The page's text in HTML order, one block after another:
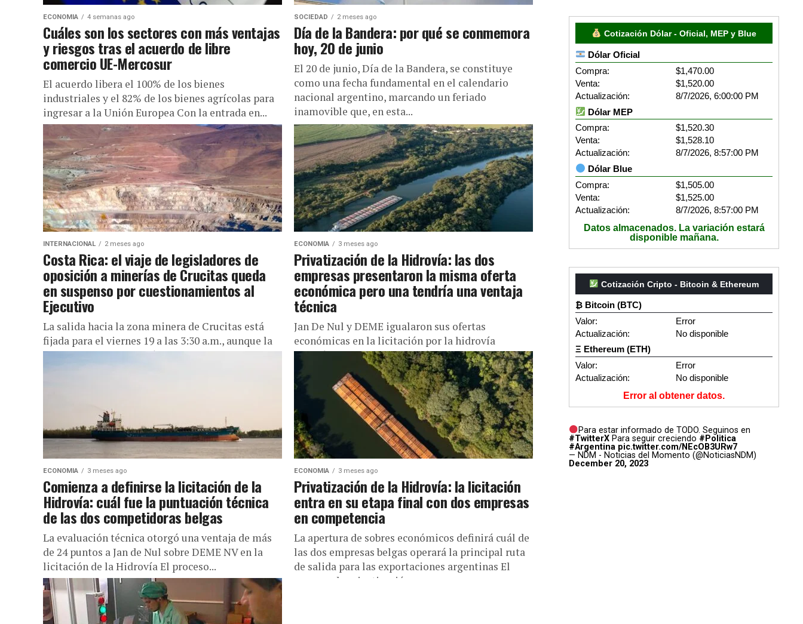
ECONOMIA 4 semanas ago
Cuáles son los sectores con más ventajas
y riesgos tras el acuerdo de libre
comercio UE-Mercosur
El acuerdo libera el 100% de los bienes
industriales y el 82% de los bienes agrícolas para
ingresar a la Unión Europea Con la entrada en...
SOCIEDAD 2 meses ago
Día de la Bandera: por qué se conmemora
hoy, 20 de junio
El 20 de junio, Día de la Bandera, se constituye
como una fecha fundamental en el calendario
nacional argentino, marcando un feriado
inamovible que, en esta...
INTERNACIONAL 2 meses ago
Costa Rica: el viaje de legisladores de
oposición a minerías de Crucitas queda
en suspenso por cuestionamientos al
Ejecutivo
La salida hacia la zona minera de Crucitas está
fijada para el viernes 19 a las 3:30 a.m., aunque la
presencia de la oposición sigue en...
ECONOMIA 3 meses ago
Privatización de la Hidrovía: las dos
empresas presentaron la misma oferta
económica pero una tendría una ventaja
técnica
Jan De Nul y DEME igualaron sus ofertas
económicas en la licitación por la hidrovía
Paraná-Paraguay La licitación internacional para
la concesión de la Vía Navegable...
ECONOMIA 3 meses ago
Comienza a definirse la licitación de la
Hidrovía: cuál fue la puntuación técnica
de las dos competidoras belgas
La evaluación técnica otorgó una ventaja de más
de 24 puntos a Jan de Nul sobre DEME NV en la
licitación de la Hidrovía El proceso...
ECONOMIA 3 meses ago
Privatización de la Hidrovía: la licitación
entra en su etapa final con dos empresas
en competencia
La apertura de sobres económicos definirá cuál de
las dos empresas belgas operará la principal ruta
de salida para las exportaciones argentinas El
proceso de privatización...
Cotización Dólar - Oficial, MEP y Blue
Dólar Oficial
Compra:
$1,470.00
Venta:
$1,520.00
Actualización:
8/7/2026, 6:00:00 PM
Dólar MEP
Compra:
$1,520.30
Venta:
$1,528.10
Actualización:
8/7/2026, 8:57:00 PM
Dólar Blue
Compra:
$1,505.00
Venta:
$1,525.00
Actualización:
8/7/2026, 8:57:00 PM
Datos almacenados. La variación estará
disponible mañana.
Cotización Cripto - Bitcoin & Ethereum
₿ Bitcoin (BTC)
Valor:
Error
Actualización:
No disponible
Ξ Ethereum (ETH)
Valor:
Error
Actualización:
No disponible
Error al obtener datos.
Para estar informado de TODO. Seguinos en
#TwitterX Para seguir creciendo #Politica
#Argentina pic.twitter.com/NEcOB3URw7
— NDM - Noticias del Momento (@NoticiasNDM)
December 20, 2023